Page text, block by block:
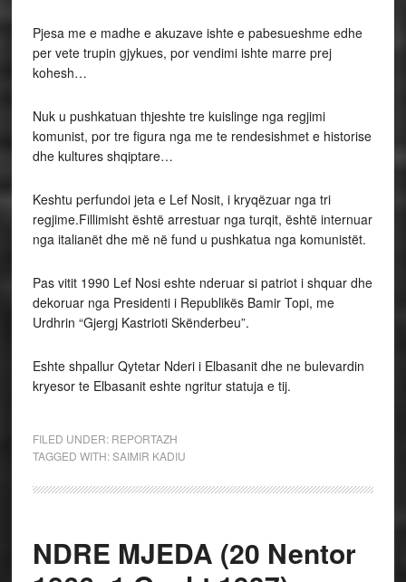
Pjesa me e madhe e akuzave ishte e pabesueshme edhe
per vete trupin gjykues, por vendimi ishte marre prej
kohesh…
Nuk u pushkatuan thjeshte tre kuislinge nga regjimi
komunist, por tre figura nga me te rendesishmet e historise
dhe kultures shqiptare…
Keshtu perfundoi jeta e Lef Nosit, i kryqëzuar nga tri
regjime.Fillimisht është arrestuar nga turqit, është internuar
nga italianët dhe më në fund u pushkatua nga komunistët.
Pas vitit 1990 Lef Nosi eshte nderuar si patriot i shquar dhe
dekoruar nga Presidenti i Republikës Bamir Topi, me
Urdhrin “Gjergj Kastrioti Skënderbeu”.
Eshte shpallur Qytetar Nderi i Elbasanit dhe ne bulevardin
kryesor te Elbasanit eshte ngritur statuja e tij.
FILED UNDER: REPORTAZH
TAGGED WITH:SAIMIR KADIU
NDRE MJEDA (20 Nentor